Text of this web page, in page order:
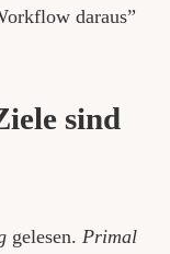
daraus”
sind
gelesen. Primal